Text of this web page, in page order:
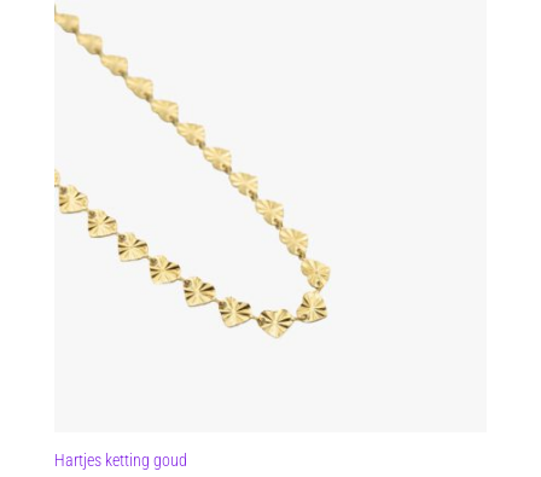
Hartjes ketting goud